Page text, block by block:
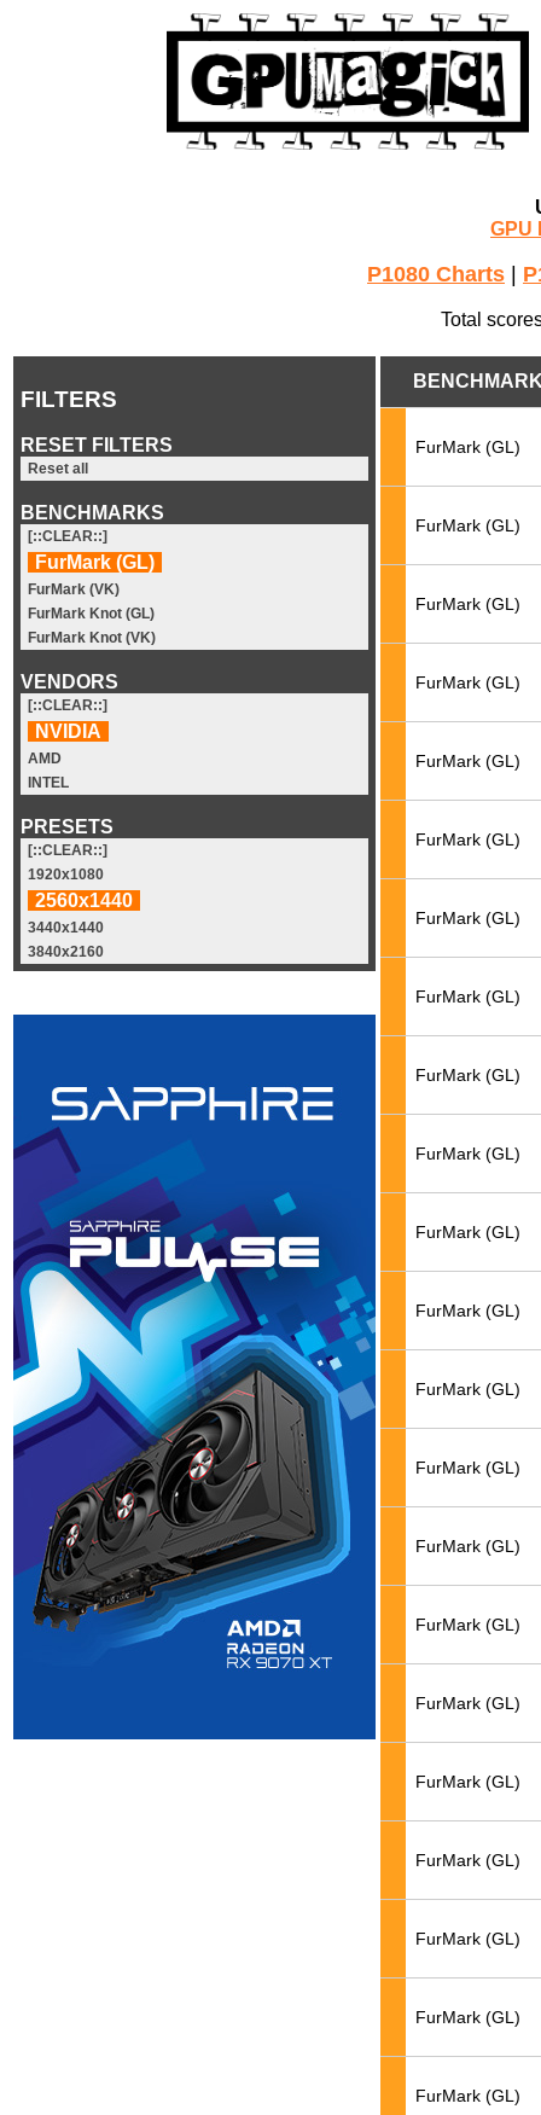
GPU
P1080 Charts
Total
FILTERS
RESET FILTERS
Reset all
BENCHMARKS
[::CLEAR::]
FurMark (GL)
FurMark (VK)
FurMark Knot (GL)
FurMark Knot (VK)
VENDORS
[::CLEAR::]
NVIDIA
AMD
INTEL
PRESETS
[::CLEAR::]
1920x1080
2560x1440
3440x1440
3840x2160
FurMark (GL)
FurMark (GL)
FurMark (GL)
FurMark (GL)
FurMark (GL)
FurMark (GL)
FurMark (GL)
FurMark (GL)
FurMark (GL)
FurMark (GL)
FurMark (GL)
FurMark (GL)
FurMark (GL)
FurMark (GL)
FurMark (GL)
FurMark (GL)
FurMark (GL)
FurMark (GL)
FurMark (GL)
FurMark (GL)
FurMark (GL)
FurMark (GL)